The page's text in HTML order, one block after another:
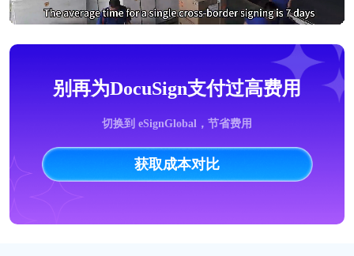
别再为DocuSign支付过高费用
切换到 eSignGlobal，节省费用
获取成本对比